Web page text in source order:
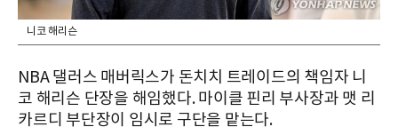
니코 해리슨
NBA 댈러스 매버릭스가 돈치치 트레이드의 책임자 니
코 해리슨 단장을 해임했다. 마이클 핀리 부사장과 맷 리
카르디 부단장이 임시로 구단을 맡는다.